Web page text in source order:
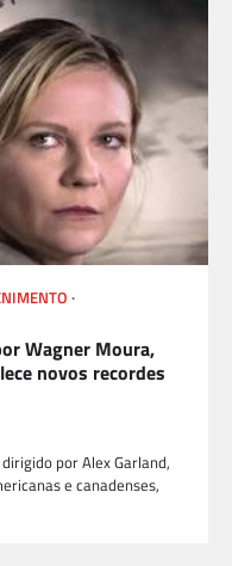
Wagner Moura,
novos recordes
por Alex Garland,
e canadenses,